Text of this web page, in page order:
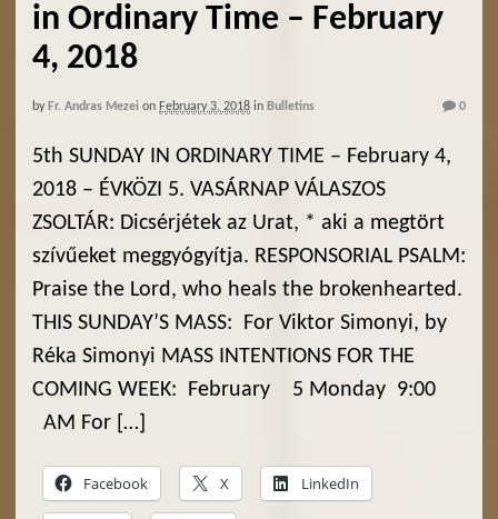
in Ordinary Time – February
4, 2018
by Fr. Andras Mezei on February 3, 2018 in Bulletins 0
5th SUNDAY IN ORDINARY TIME – February 4,
2018 – ÉVKÖZI 5. VASÁRNAP VÁLASZOS
ZSOLTÁR: Dicsérjétek az Urat, * aki a megtört
szívűeket meggyógyítja. RESPONSORIAL PSALM:
Praise the Lord, who heals the brokenhearted.
THIS SUNDAY’S MASS: For Viktor Simonyi, by
Réka Simonyi MASS INTENTIONS FOR THE
COMING WEEK: February 5 Monday 9:00
AM For […]
Facebook X LinkedIn